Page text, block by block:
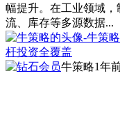
幅提升。在工业领域
流、库存等多源数据...
牛策略1年